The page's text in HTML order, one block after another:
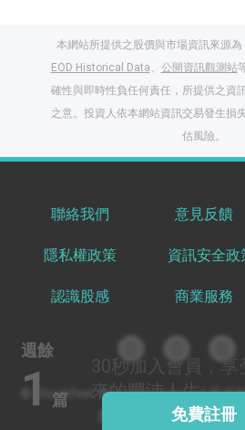
週餘
1 篇
30秒加入會員，享
來的豐沛人生
免費註冊
本網站所提供之股價與市場資訊來源為
EOD Historical Data、 公開資訊觀測站
確性與即時性負任何責任，所提供之資
之意。投資人依本網站資訊交易發生損
估風險。
聯絡我們 意見反饋
隱私權政策 資訊安全政
認識股感 商業服務
© Stockfeel. All rights reserved 股感
業環境通過 ISO/IEC
出